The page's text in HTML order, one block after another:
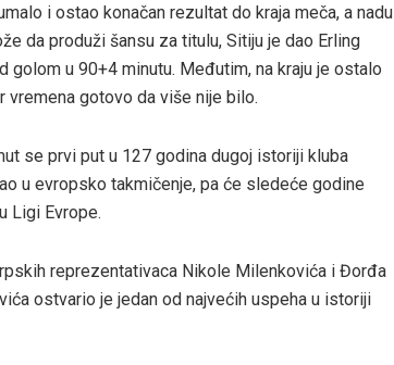
i ostao konačan rezultat do kraja meča, a nadu
da produži šansu za titulu, Sitiju je dao Erling
golom u 90+4 minutu. Međutim, na kraju je ostalo
vremena gotovo da više nije bilo.
se prvi put u 127 godina dugoj istoriji kluba
u evropsko takmičenje, pa će sledeće godine
Ligi Evrope.
reprezentativaca Nikole Milenkovića i Đorđa
ostvario je jedan od najvećih uspeha u istoriji